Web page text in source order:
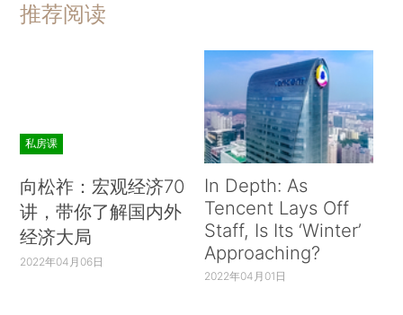
推荐阅读
私房课
向松祚：宏观经济70
讲，带你了解国内外
经济大局
2022年04月06日
In Depth: As
Tencent Lays Off
Staff, Is Its ‘Winter’
Approaching?
2022年04月01日